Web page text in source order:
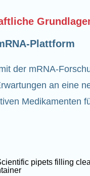
Plattform
der mRNA-
an eine
Medikamenten